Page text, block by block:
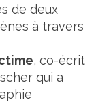
de deux
à travers
, co-écrit
qui a